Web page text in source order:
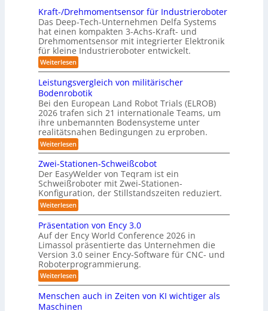
a
x
s
n
a
h
e
A
u
t
o
m
a
t
i
s
i
e
r
u
n
g
s
l
ö
s
r
f
2
0
2
6
n
g
S
y
s
e
m
m
p
a
t
e
s
3
D
-
S
t
e
r
e
o
-
K
m
e
r
a
s
y
s
Kraft-/Drehmomentsensor für Industrieroboter
Das Deep-Tech-Unternehmen Delfa Systems
hat einen kompakten 3-Achs-Kraft- und
Drehmomentsensor mit integrierter Elektronik
für kleine Industrieroboter entwickelt.
Weiterlesen:
K
a
f
t
-
/
D
r
e
h
m
o
m
e
n
t
s
e
n
s
o
r
f
ü
r
I
n
d
Leistungsvergleich von militärischer
Bodenrobotik
Bei den European Land Robot Trials (ELROB)
2026 trafen sich 21 internationale Teams, um
ihre unbemannten Bodensysteme unter
realitätsnahen Bedingungen zu erproben.
Weiterlesen:
L
e
i
s
t
u
n
g
s
v
e
r
g
l
e
i
c
h
v
Zwei-Stationen-Schweißcobot
Der EasyWelder von Teqram ist ein
Schweißroboter mit Zwei-Stationen-
Konfiguration, der Stillstandszeiten reduziert.
Weiterlesen:
Z
w
e
i
-
S
t
a
t
i
o
n
Präsentation von Ency 3.0
Auf der Ency World Conference 2026 in
Limassol präsentierte das Unternehmen die
Version 3.0 seiner Ency-Software für CNC- und
Roboterprogrammierung.
Weiterlesen:
P
ä
s
Menschen auch in Zeiten von KI wichtiger als
Maschinen